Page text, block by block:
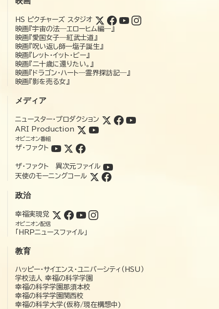
HS ピクチャーズ スタジオ
映画『宇宙の法―エローヒム編―』
映画『愛国女子―紅武士道』
映画『呪い返し師—塩子誕生』
映画『レット・イット・ビー』
映画『二十歳に還りたい。』
映画『ドラゴン・ハート―霊界探訪記―』
映画『影を売る女』
メディア
ニュースター・プロダクション
ARI Production
オピニオン番組
ザ・ファクト
ザ・ファクト 異次元ファイル
天使のモーニングコール
政治
幸福実現党
オピニオン配信
「HRPニュースファイル」
教育
ハッピー・サイエンス・ユニバーシティ（HSU）
学校法人 幸福の科学学園
幸福の科学学園那須本校
幸福の科学学園関西校
幸福の科学大学(仮称/現在構想中)